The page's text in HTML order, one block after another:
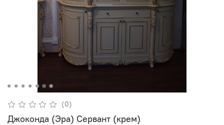
(0)
Джоконда (Эра) Сервант (крем)